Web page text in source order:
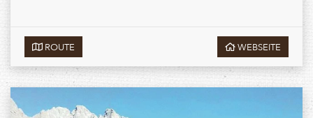
ROUTE WEBSEITE